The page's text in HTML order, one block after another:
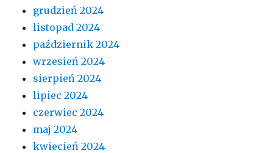
grudzień 2024
listopad 2024
październik 2024
wrzesień 2024
sierpień 2024
lipiec 2024
czerwiec 2024
maj 2024
kwiecień 2024